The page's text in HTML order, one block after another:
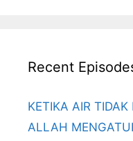
Recent
KETIKA AIR
ALLAH